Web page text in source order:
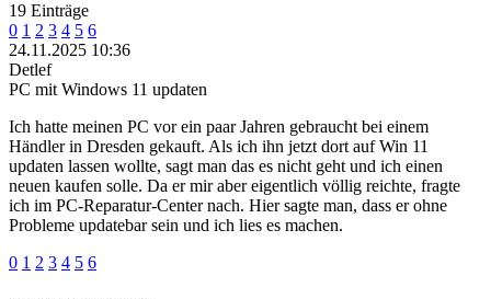
19 Einträge
0 1 2 3 4 5 6
24.11.2025 10:36
Detlef
PC mit Windows 11 updaten
Ich hatte meinen PC vor ein paar Jahren gebraucht bei einem
Händler in Dresden gekauft. Als ich ihn jetzt dort auf Win 11
updaten lassen wollte, sagt man das es nicht geht und ich einen
neuen kaufen solle. Da er mir aber eigentlich völlig reichte, fragte
ich im PC-Reparatur-Center nach. Hier sagte man, dass er ohne
Probleme updatebar sein und ich lies es machen.
0 1 2 3 4 5 6